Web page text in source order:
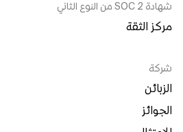
شهادة SOC 2 من النوع الثاني
مركز الثقة
شركة
الزبائن
الجوائز